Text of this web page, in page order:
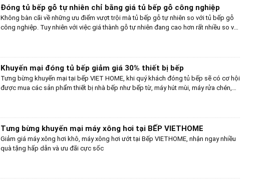
Đóng tủ bếp gỗ tự nhiên chỉ bằng giá tủ bếp gỗ công nghiệp
Không bàn cãi về những ưu điểm vượt trội mà tủ bếp gỗ tự nhiên so với tủ bếp gỗ
công nghiệp. Tuy nhiên với việc giá thành gỗ tự nhiên đang cao hơn rất nhiều so với
Khuyến mại đóng tủ bếp giảm giá 30% thiết bị bếp
Tưng bừng khuyến mại tại bếp VIET HOME, khi quý khách đóng tủ bếp sẽ có cơ hội
được mua các sản phẩm thiết bị nhà bếp như bếp từ, máy hút mùi, máy rửa chén,
Tưng bừng khuyến mại máy xông hơi tại BẾP VIETHOME
Giảm giá máy xông hơi khô, máy xông hơi ướt tại Bếp VIETHOME, nhận ngay nhiều
quà tặng hấp dẫn và ưu đãi cực sốc